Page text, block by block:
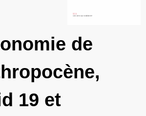
de
19 et